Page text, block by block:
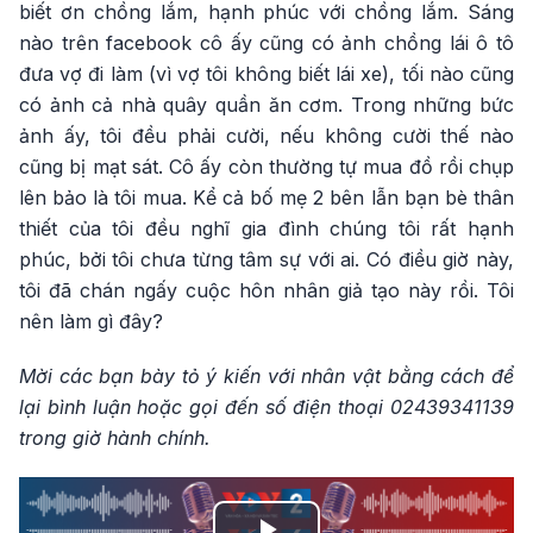
biết ơn chồng lắm, hạnh phúc với chồng lắm. Sáng
nào trên facebook cô ấy cũng có ảnh chồng lái ô tô
đưa vợ đi làm (vì vợ tôi không biết lái xe), tối nào cũng
có ảnh cả nhà quây quần ăn cơm. Trong những bức
ảnh ấy, tôi đều phải cười, nếu không cười thế nào
cũng bị mạt sát. Cô ấy còn thường tự mua đồ rồi chụp
lên bảo là tôi mua. Kể cả bố mẹ 2 bên lẫn bạn bè thân
thiết của tôi đều nghĩ gia đình chúng tôi rất hạnh
phúc, bởi tôi chưa từng tâm sự với ai. Có điều giờ này,
tôi đã chán ngấy cuộc hôn nhân giả tạo này rồi. Tôi
nên làm gì đây?
Mời các bạn bày tỏ ý kiến với nhân vật bằng cách để
lại bình luận hoặc gọi đến số điện thoại 02439341139
trong giờ hành chính.